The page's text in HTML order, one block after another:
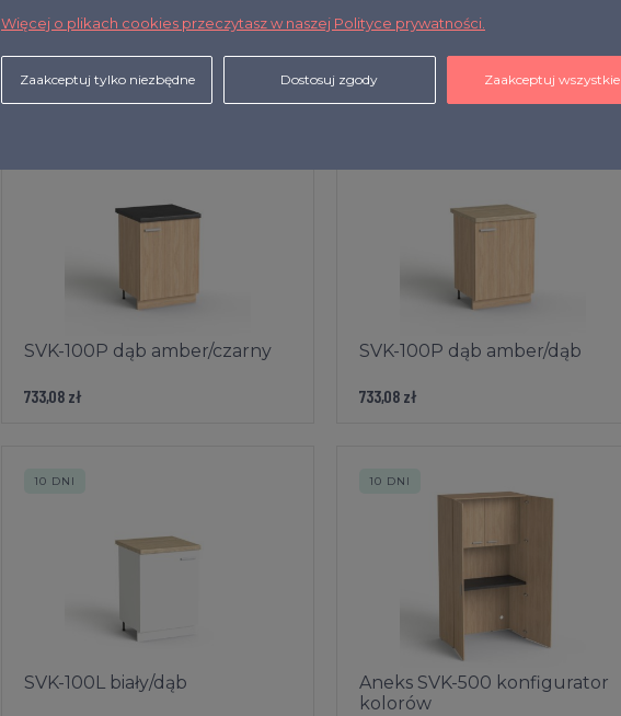
SVK-100L dąb amber/czarny
733,08 zł
SVK-100L dąb amber/dąb
733,08 zł
SVK-100P dąb amber/czarny
733,08 zł
SVK-100P dąb amber/dąb
733,08 zł
SVK-100L biały/dąb
10 DNI
Aneks SVK-500 konfigurator
kolorów
10 DNI
Więcej o plikach cookies przeczytasz w naszej Polityce prywatności.
Zaakceptuj tylko niezbędne Dostosuj zgody Zaakceptuj wszystkie